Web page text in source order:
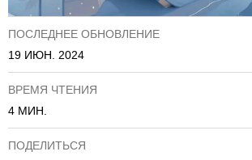
ПОСЛЕДНЕЕ ОБНОВЛЕНИЕ
19 ИЮН. 2024
ВРЕМЯ ЧТЕНИЯ
4 МИН.
ПОДЕЛИТЬСЯ